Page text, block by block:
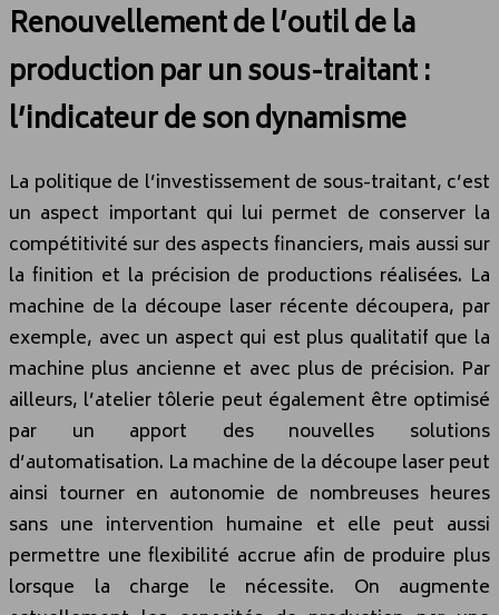
Renouvellement de l’outil de la
production par un sous-traitant :
l’indicateur de son dynamisme
La politique de l’investissement de sous-traitant, c’est
un aspect important qui lui permet de conserver la
compétitivité sur des aspects financiers, mais aussi sur
la finition et la précision de productions réalisées. La
machine de la découpe laser récente découpera, par
exemple, avec un aspect qui est plus qualitatif que la
machine plus ancienne et avec plus de précision. Par
ailleurs, l’atelier tôlerie peut également être optimisé
par un apport des nouvelles solutions
d’automatisation. La machine de la découpe laser peut
ainsi tourner en autonomie de nombreuses heures
sans une intervention humaine et elle peut aussi
permettre une flexibilité accrue afin de produire plus
lorsque la charge le nécessite. On augmente